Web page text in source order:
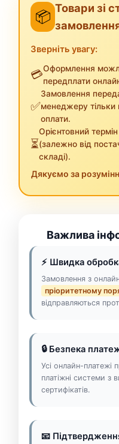
📦 Товари зі
Зверніть увагу:
💳Оформлення
передплати
✅
Замовлення
менеджеру тільки
оплати.
⏳
Орієнтовний
(залежно від
складі).
Дякуємо за
Важлива
⚡ Швидка
Замовлення з
пріоритетному
відправляються
🔒 Безпека
Усі онлайн-платежі
платіжні системи з
сертифікатів.
📧